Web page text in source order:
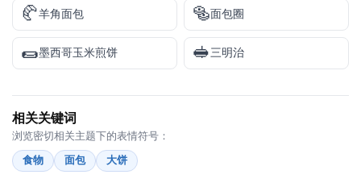
🥐羊角面包 🥯面包圈
🌯墨西哥玉米煎饼 🥪三明治
相关关键词
浏览密切相关主题下的表情符号：
食物
面包 大饼